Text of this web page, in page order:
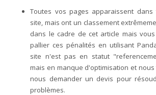
Toutes vos pages apparaissent
site, mais ont un classement
dans le cadre de cet article mais
pallier ces pénalités en utilisant
site n'est pas en statut
mais en manque d'optimisation et
nous demander un devis pour
problèmes.